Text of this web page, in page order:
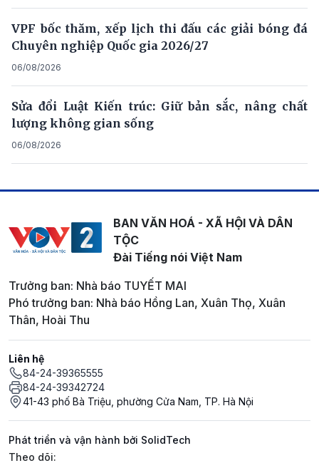
VPF bốc thăm, xếp lịch thi đấu các giải bóng đá
Chuyên nghiệp Quốc gia 2026/27
06/08/2026
Sửa đổi Luật Kiến trúc: Giữ bản sắc, nâng chất
lượng không gian sống
06/08/2026
BAN VĂN HOÁ - XÃ HỘI VÀ DÂN
TỘC
Đài Tiếng nói Việt Nam
Trưởng ban: Nhà báo TUYẾT MAI
Phó trưởng ban: Nhà báo Hồng Lan, Xuân Thọ, Xuân
Thân, Hoài Thu
Liên hệ
84-24-39365555
84-24-39342724
41-43 phố Bà Triệu, phường Cửa Nam, TP. Hà Nội
Phát triển và vận hành bởi SolidTech
Mạng xã hội
Theo dõi: